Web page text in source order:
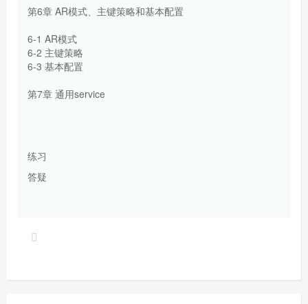
第6章 AR模式、主键策略和基本配置
6-1 AR模式
6-2 主键策略
6-3 基本配置
第7章 通用service
练习
答疑